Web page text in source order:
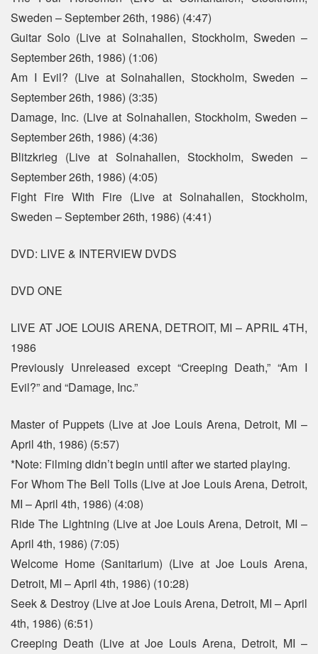
Sweden – September 26th, 1986) (4:47)
Guitar Solo (Live at Solnahallen, Stockholm, Sweden –
September 26th, 1986) (1:06)
Am I Evil? (Live at Solnahallen, Stockholm, Sweden –
September 26th, 1986) (3:35)
Damage, Inc. (Live at Solnahallen, Stockholm, Sweden –
September 26th, 1986) (4:36)
Blitzkrieg (Live at Solnahallen, Stockholm, Sweden –
September 26th, 1986) (4:05)
Fight Fire With Fire (Live at Solnahallen, Stockholm,
Sweden – September 26th, 1986) (4:41)
DVD: LIVE & INTERVIEW DVDS
DVD ONE
LIVE AT JOE LOUIS ARENA, DETROIT, MI – APRIL 4TH,
1986
Previously Unreleased except “Creeping Death,” “Am I
Evil?” and “Damage, Inc.”
Master of Puppets (Live at Joe Louis Arena, Detroit, MI –
April 4th, 1986) (5:57)
*Note: Filming didn’t begin until after we started playing.
For Whom The Bell Tolls (Live at Joe Louis Arena, Detroit,
MI – April 4th, 1986) (4:08)
Ride The Lightning (Live at Joe Louis Arena, Detroit, MI –
April 4th, 1986) (7:05)
Welcome Home (Sanitarium) (Live at Joe Louis Arena,
Detroit, MI – April 4th, 1986) (10:28)
Seek & Destroy (Live at Joe Louis Arena, Detroit, MI – April
4th, 1986) (6:51)
Creeping Death (Live at Joe Louis Arena, Detroit, MI –